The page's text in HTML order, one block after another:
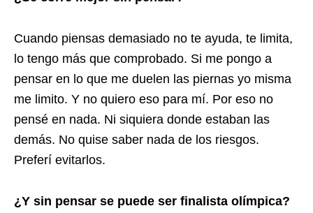
Cuando piensas demasiado no te ayuda, te limita,
lo tengo más que comprobado. Si me pongo a
pensar en lo que me duelen las piernas yo misma
me limito. Y no quiero eso para mí. Por eso no
pensé en nada. Ni siquiera donde estaban las
demás. No quise saber nada de los riesgos.
Preferí evitarlos.
¿Y sin pensar se puede ser finalista olímpica?